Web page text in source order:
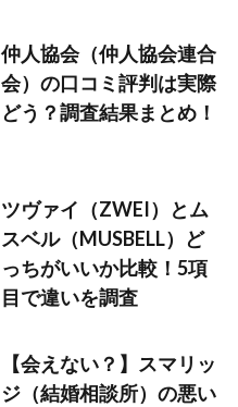
仲人協会（仲人協会連合
会）の口コミ評判は実際
どう？調査結果まとめ！
ツヴァイ（ZWEI）とム
スベル（MUSBELL）ど
っちがいいか比較！5項
目で違いを調査
【会えない？】スマリッ
ジ（結婚相談所）の悪い